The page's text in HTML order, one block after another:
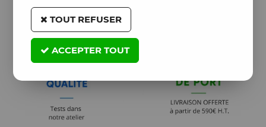
TOUT REFUSER
ACCEPTER TOUT